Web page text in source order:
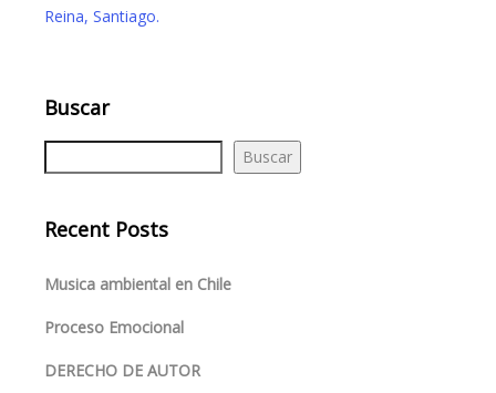
Reina, Santiago.
Buscar
Buscar
Recent Posts
Musica ambiental en Chile
Proceso Emocional
DERECHO DE AUTOR